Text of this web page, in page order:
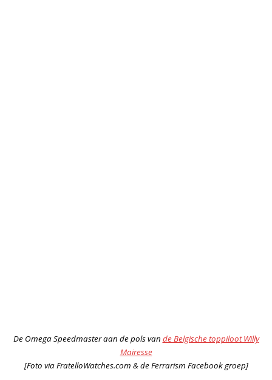
De Omega Speedmaster aan de pols van de Belgische toppiloot Willy
Mairesse
[Foto via FratelloWatches.com & de Ferrarism Facebook groep]